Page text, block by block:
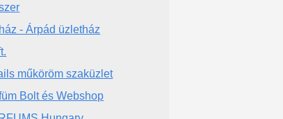
- Árpád üzletház
műköröm szaküzlet
Bolt és Webshop